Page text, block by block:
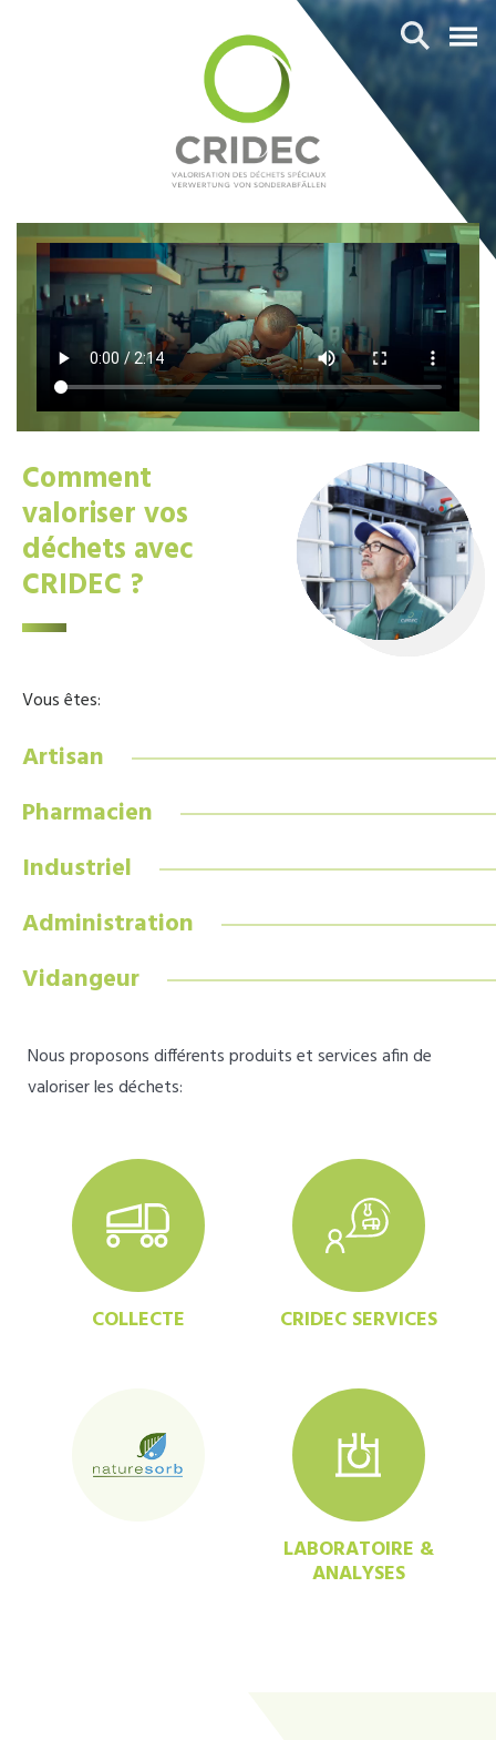
Comment
valoriser vos
déchets avec
CRIDEC ?
Vous êtes:
Artisan
Pharmacien
Industriel
Administration
Vidangeur
Nous proposons différents produits et services afin de
valoriser les déchets:
COLLECTE CRIDEC SERVICES
LABORATOIRE &
ANALYSES